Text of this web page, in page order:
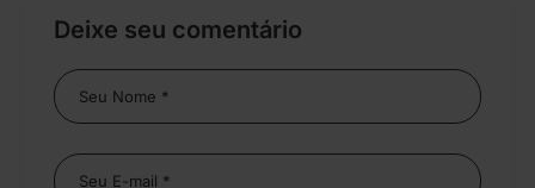
Deixe seu comentário